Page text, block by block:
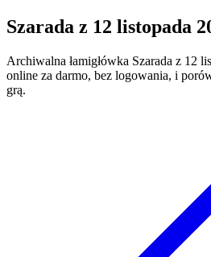
Szarada z 12 listopada
Archiwalna łamigłówka Szarada z 12
online za darmo, bez logowania, i
grą.